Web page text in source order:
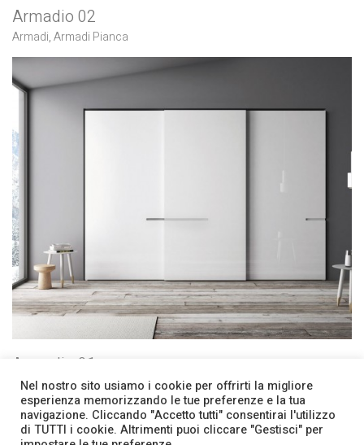
Armadio 02
Armadi,Armadi Pianca
Armadio 01
Armadi
Nel nostro sito usiamo i cookie per offrirti la migliore
esperienza memorizzando le tue preferenze e la tua
navigazione. Cliccando "Accetto tutti" consentirai l'utilizzo
di TUTTI i cookie. Altrimenti puoi cliccare "Gestisci" per